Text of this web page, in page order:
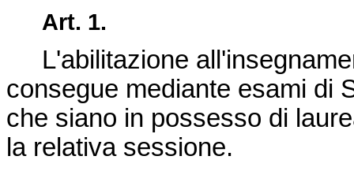
Art. 1.
L'abilitazione
consegue mediante esami di
che siano in possesso di
la relativa sessione.